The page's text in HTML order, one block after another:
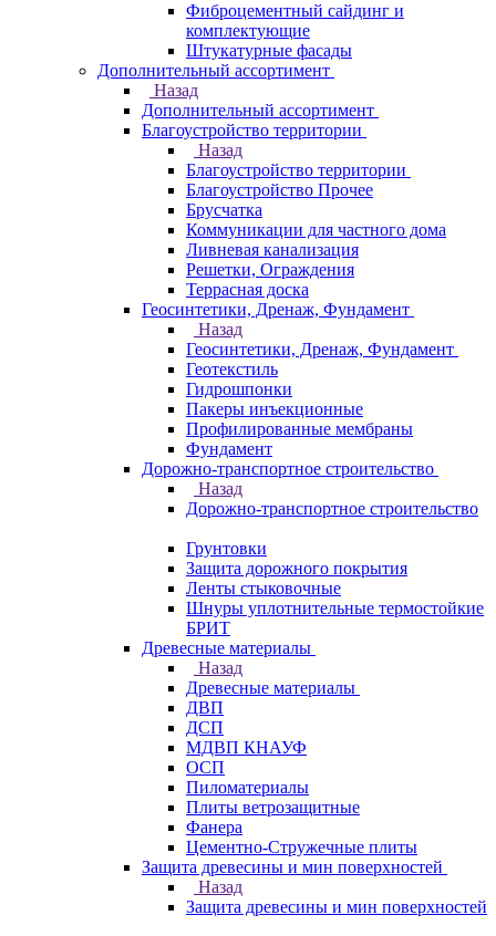
Фиброцементный сайдинг и
комплектующие
Штукатурные фасады
Дополнительный ассортимент
Назад
Дополнительный ассортимент
Благоустройство территории
Назад
Благоустройство территории
Благоустройство Прочее
Брусчатка
Коммуникации для частного дома
Ливневая канализация
Решетки, Ограждения
Террасная доска
Геосинтетики, Дренаж, Фундамент
Назад
Геосинтетики, Дренаж, Фундамент
Геотекстиль
Гидрошпонки
Пакеры инъекционные
Профилированные мембраны
Фундамент
Дорожно-транспортное строительство
Назад
Дорожно-транспортное строительство
Грунтовки
Защита дорожного покрытия
Ленты стыковочные
Шнуры уплотнительные термостойкие
БРИТ
Древесные материалы
Назад
Древесные материалы
ДВП
ДСП
МДВП КНАУФ
ОСП
Пиломатериалы
Плиты ветрозащитные
Фанера
Цементно-Стружечные плиты
Защита древесины и мин поверхностей
Назад
Защита древесины и мин поверхностей